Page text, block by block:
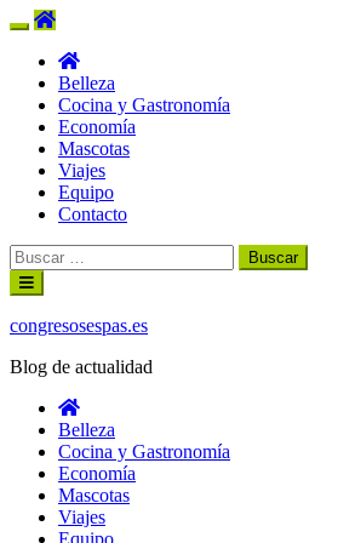
Belleza
Cocina y Gastronomía
Economía
Mascotas
Viajes
Equipo
Contacto
Buscar:
Ir
al
contenido
congresosespas.es
Blog de actualidad
Belleza
Cocina y Gastronomía
Economía
Mascotas
Viajes
Equipo